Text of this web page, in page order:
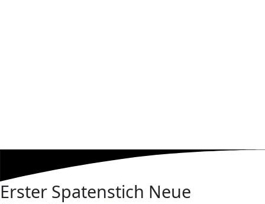
Erster Spatenstich Neue